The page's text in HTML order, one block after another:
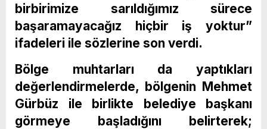
birbirimize sarıldığımız sürece
başaramayacağız hiçbir iş yoktur”
ifadeleri ile sözlerine son verdi.
Bölge muhtarları da yaptıkları
değerlendirmelerde, bölgenin Mehmet
Gürbüz ile birlikte belediye başkanı
görmeye başladığını belirterek;